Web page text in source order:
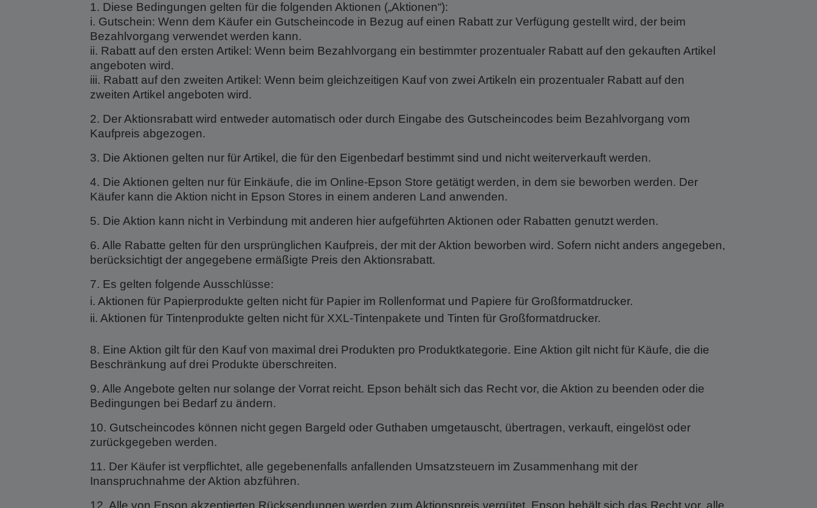
1. Diese Bedingungen gelten für die folgenden Aktionen („Aktionen“):
i. Gutschein: Wenn dem Käufer ein Gutscheincode in Bezug auf einen Rabatt zur Verfügung gestellt wird, der beim
Bezahlvorgang verwendet werden kann.
ii. Rabatt auf den ersten Artikel: Wenn beim Bezahlvorgang ein bestimmter prozentualer Rabatt auf den gekauften Artikel
angeboten wird.
iii. Rabatt auf den zweiten Artikel: Wenn beim gleichzeitigen Kauf von zwei Artikeln ein prozentualer Rabatt auf den
zweiten Artikel angeboten wird.
2. Der Aktionsrabatt wird entweder automatisch oder durch Eingabe des Gutscheincodes beim Bezahlvorgang vom
Kaufpreis abgezogen.
3. Die Aktionen gelten nur für Artikel, die für den Eigenbedarf bestimmt sind und nicht weiterverkauft werden.
4. Die Aktionen gelten nur für Einkäufe, die im Online-Epson Store getätigt werden, in dem sie beworben werden. Der
Käufer kann die Aktion nicht in Epson Stores in einem anderen Land anwenden.
5. Die Aktion kann nicht in Verbindung mit anderen hier aufgeführten Aktionen oder Rabatten genutzt werden.
6. Alle Rabatte gelten für den ursprünglichen Kaufpreis, der mit der Aktion beworben wird. Sofern nicht anders angegeben,
berücksichtigt der angegebene ermäßigte Preis den Aktionsrabatt.
7. Es gelten folgende Ausschlüsse:
i. Aktionen für Papierprodukte gelten nicht für Papier im Rollenformat und Papiere für Großformatdrucker.
ii. Aktionen für Tintenprodukte gelten nicht für XXL-Tintenpakete und Tinten für Großformatdrucker.
8. Eine Aktion gilt für den Kauf von maximal drei Produkten pro Produktkategorie. Eine Aktion gilt nicht für Käufe, die die
Beschränkung auf drei Produkte überschreiten.
9. Alle Angebote gelten nur solange der Vorrat reicht. Epson behält sich das Recht vor, die Aktion zu beenden oder die
Bedingungen bei Bedarf zu ändern.
10. Gutscheincodes können nicht gegen Bargeld oder Guthaben umgetauscht, übertragen, verkauft, eingelöst oder
zurückgegeben werden.
11. Der Käufer ist verpflichtet, alle gegebenenfalls anfallenden Umsatzsteuern im Zusammenhang mit der
Inanspruchnahme der Aktion abzführen.
12. Alle von Epson akzeptierten Rücksendungen werden zum Aktionspreis vergütet. Epson behält sich das Recht vor, alle